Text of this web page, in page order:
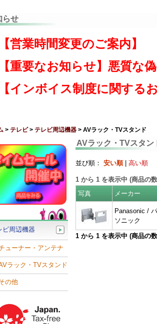
らせ
【営業時間変更のご案内】
【重要なお知らせ】悪質な
【インボイス制度に関する
> テレビ> テレビ周辺機器 > AVラック・TVスタンド
AVラック・TVスタン
並び順： 安い順| 高い順
1 から 1 を表示中 (商品の
写真
メーカー
Panasonic /
ソニック
1 から 1 を表示中 (商品の
ビ周辺機器
ューナー・アンテナ
ラック・TVスタンド
の他